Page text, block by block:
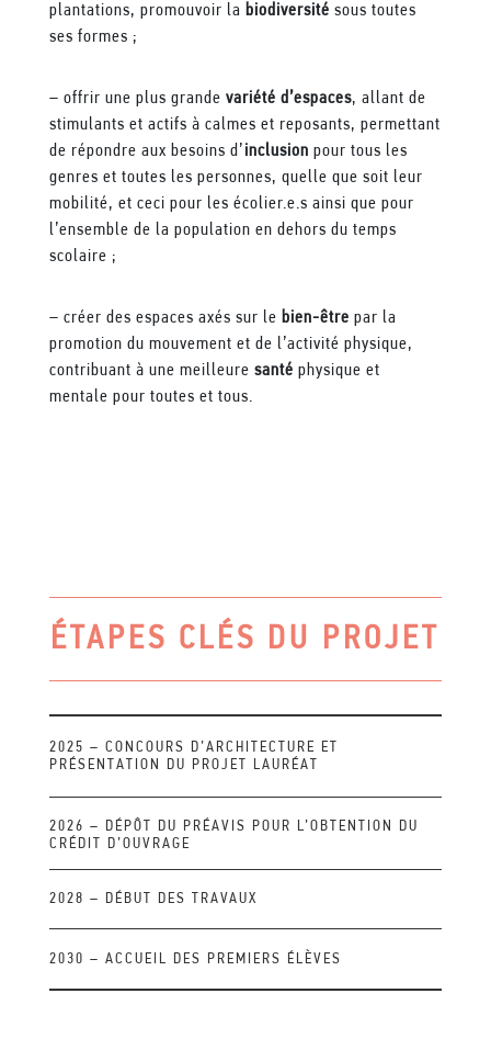
plantations, promouvoir la biodiversité sous toutes
ses formes ;
– offrir une plus grande variété d’espaces, allant de
stimulants et actifs à calmes et reposants, permettant
de répondre aux besoins d’inclusion pour tous les
genres et toutes les personnes, quelle que soit leur
mobilité, et ceci pour les écolier.e.s ainsi que pour
l’ensemble de la population en dehors du temps
scolaire ;
– créer des espaces axés sur le bien-être par la
promotion du mouvement et de l’activité physique,
contribuant à une meilleure santé physique et
mentale pour toutes et tous.
ÉTAPES CLÉS DU PROJET
2025 – CONCOURS D’ARCHITECTURE ET
PRÉSENTATION DU PROJET LAURÉAT
2026 – DÉPÔT DU PRÉAVIS POUR L’OBTENTION DU
CRÉDIT D’OUVRAGE
2028 – DÉBUT DES TRAVAUX
2030 – ACCUEIL DES PREMIERS ÉLÈVES